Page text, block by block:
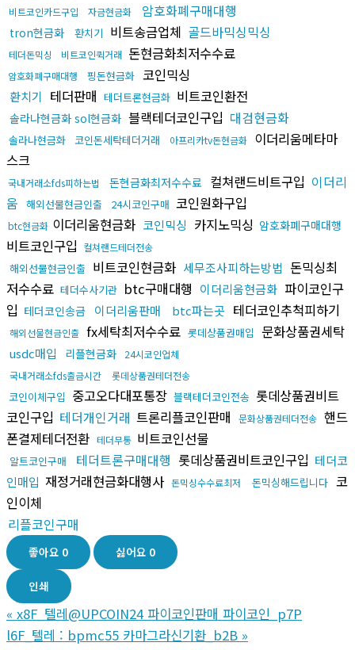
비트코인카드구입
자금현금화 암호화폐구매대행
tron현금화 환치기 비트송금업체 골드바믹싱믹싱
테더돈믹싱 비트코인퀵거래 돈현금화최저수수료
암호화폐구매대행 핑돈현금화 코인믹싱
환치기 테더판매 테더트론현금화 비트코인환전
솔라나현금화 sol현금화 블랙테더코인구입 대검현금화
솔라나현금화 코인돈세탁테더거래 아프리카tv돈현금화 이더리움메타마
스크
국내거래소fds피하는법 돈현금화최저수수료 컬쳐랜드비트구입 이더리
움 해외선물현금인출 24시코인구매 코인원화구입
btc현금화 이더리움현금화 코인믹싱 카지노믹싱 암호화폐구매대행
비트코인구입 컬쳐랜드테더전송
해외선물현금인출 비트코인현금화 세무조사피하는방법 돈믹싱최
저수수료 테더수사기관 btc구매대행 이더리움현금화 파이코인구
입 테더코인송금 이더리움판매 btc파는곳 테더코인추척피하기
해외선물현금인출 fx세탁최저수수료 롯데상품권매입 문화상품권세탁
usdc매입 리플현금화 24시코인업체
국내거래소fds출금시간
롯데상품권테더전송
코인이체구입 중고오다대포통장 블랙테더코인전송 롯데상품권비트
코인구입 테더개인거래 트론리플코인판매 문화상품권테더전송 핸드
폰결제테더전환 테더무통 비트코인선물
알트코인구매 테더트론구매대행 롯데상품권비트코인구입 테더코
인매입 재정거래현금화대행사 돈믹싱수수료최저 돈믹싱해드립니다 코
인이체
리플코인구매
좋아요 0 싫어요 0
인쇄
« x8F_텔레@UPCOIN24 파이코인판매 파이코인_p7P
l6F_텔레 : bpmc55 카마그라신기환_b2B »